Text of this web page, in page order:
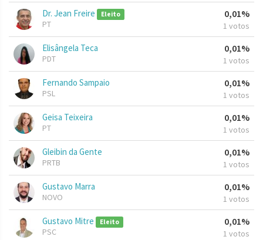
Dr. Jean Freire Eleito
PT
0,01%
1 votos
Elisângela Teca
PDT
0,01%
1 votos
Fernando Sampaio
PSL
0,01%
1 votos
Geisa Teixeira
PT
0,01%
1 votos
Gleibin da Gente
PRTB
0,01%
1 votos
Gustavo Marra
NOVO
0,01%
1 votos
Gustavo Mitre Eleito
PSC
0,01%
1 votos